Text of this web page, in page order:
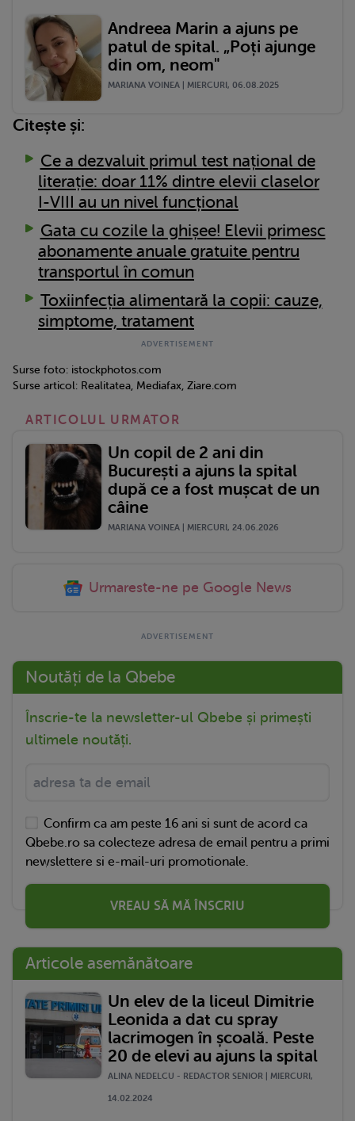
Andreea Marin a ajuns pe
patul de spital. „Poți ajunge
din om, neom"
MARIANA VOINEA | MIERCURI, 06.08.2025
Citește și:
Ce a dezvaluit primul test național de
literație: doar 11% dintre elevii claselor
I-VIII au un nivel funcțional
Gata cu cozile la ghișee! Elevii primesc
abonamente anuale gratuite pentru
transportul în comun
Toxiinfecția alimentară la copii: cauze,
simptome, tratament
Surse foto: istockphotos.com
Surse articol: Realitatea, Mediafax, Ziare.com
ARTICOLUL URMATOR
Un copil de 2 ani din
București a ajuns la spital
după ce a fost mușcat de un
câine
MARIANA VOINEA | MIERCURI, 24.06.2026
Urmareste-ne pe Google News
Noutăți de la Qbebe
Înscrie-te la newsletter-ul Qbebe și primești
ultimele noutăți.
Confirm ca am peste 16 ani si sunt de acord ca
Qbebe.ro sa colecteze adresa de email pentru a primi
newslettere si e-mail-uri promotionale.
VREAU SĂ MĂ ÎNSCRIU
Articole asemănătoare
Un elev de la liceul Dimitrie
Leonida a dat cu spray
lacrimogen în școală. Peste
20 de elevi au ajuns la spital
ALINA NEDELCU - REDACTOR SENIOR | MIERCURI,
14.02.2024